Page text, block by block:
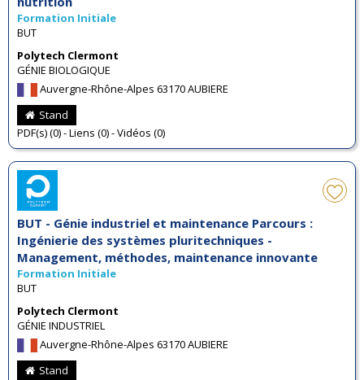
Formation Initiale
BUT
Polytech Clermont
GÉNIE BIOLOGIQUE
Auvergne-Rhône-Alpes 63170 AUBIERE
Stand
PDF(s) (0) - Liens (0) - Vidéos (0)
BUT - Génie industriel et maintenance Parcours :
Ingénierie des systèmes pluritechniques -
Management, méthodes, maintenance innovante
Formation Initiale
BUT
Polytech Clermont
GÉNIE INDUSTRIEL
Auvergne-Rhône-Alpes 63170 AUBIERE
Stand